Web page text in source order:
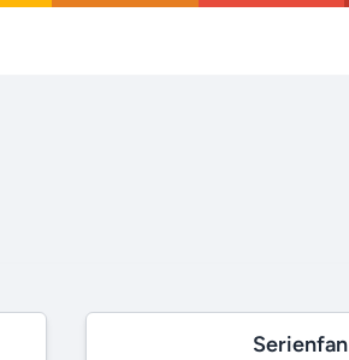
Serienfan